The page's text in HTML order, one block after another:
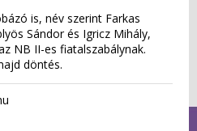
is, név szerint Farkas
Sándor és Igricz Mihály,
NB II-es fiatalszabálynak.
döntés.